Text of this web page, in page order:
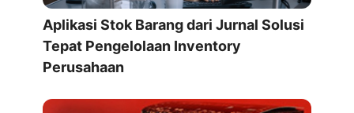
Aplikasi Stok Barang dari Jurnal Solusi
Tepat Pengelolaan Inventory
Perusahaan